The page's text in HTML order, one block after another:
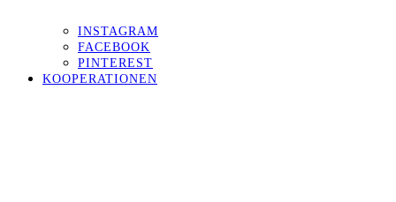
INSTAGRAM
FACEBOOK
PINTEREST
KOOPERATIONEN